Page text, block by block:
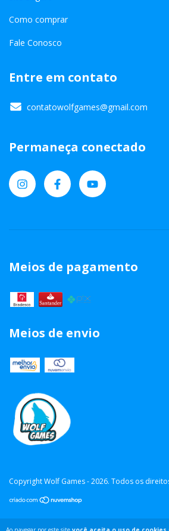
Como comprar
Fale Conosco
Entre em contato
contatowolfgames@gmail.com
Permaneça conectado
Meios de pagamento
Meios de envio
Copyright Wolf Games - 2026. Todos os